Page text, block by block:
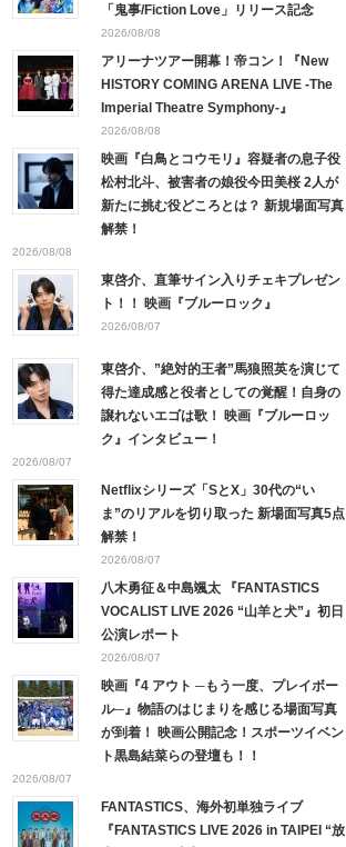
「鬼事/Fiction Love」リリース記念
2026/08/08
アリーナツアー開幕！帝コン！『New
HISTORY COMING ARENA LIVE -The
Imperial Theatre Symphony-』
2026/08/08
映画『白鳥とコウモリ』容疑者の息子役
松村北斗、被害者の娘役今田美桜 2人が
新たに挑む役どころとは？ 新規場面写真
解禁！
2026/08/08
東啓介、直筆サイン入りチェキプレゼン
ト！！ 映画『ブルーロック』
2026/08/07
東啓介、”絶対的王者”馬狼照英を演じて
得た達成感と役者としての覚醒！自身の
譲れないエゴは歌！ 映画『ブルーロッ
ク』インタビュー！
2026/08/07
Netflixシリーズ「SとX」30代の“い
ま”のリアルを切り取った 新場面写真5点
解禁！
2026/08/07
八木勇征＆中島颯太 『FANTASTICS
VOCALIST LIVE 2026 “山羊と犬”』初日
公演レポート
2026/08/07
映画『4 アウト ─もう一度、プレイボー
ル─』物語のはじまりを感じる場面写真
が到着！ 映画公開記念！スポーツイベン
ト黒島結菜らの登壇も！！
2026/08/07
FANTASTICS、海外初単独ライブ
『FANTASTICS LIVE 2026 in TAIPEI “放